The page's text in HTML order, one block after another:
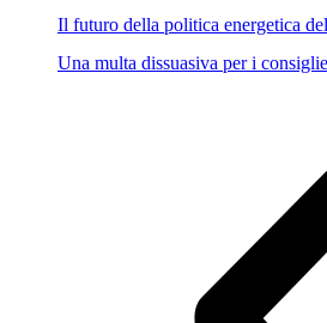
Il futuro della politica energetica
Una multa dissuasiva per i